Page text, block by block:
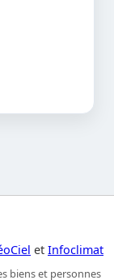
et Infoclimat
biens et personnes